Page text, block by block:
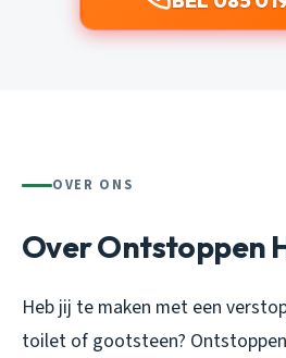
OVER ONS
Over Ontstoppen
Heb jij te maken met een
toilet of gootsteen?